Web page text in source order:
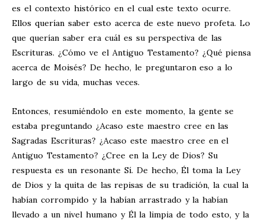
es el contexto histórico en el cual este texto ocurre.
Ellos querían saber esto acerca de este nuevo profeta. Lo
que querían saber era cuál es su perspectiva de las
Escrituras. ¿Cómo ve el Antiguo Testamento? ¿Qué piensa
acerca de Moisés? De hecho, le preguntaron eso a lo
largo de su vida, muchas veces.
Entonces, resumiéndolo en este momento, la gente se
estaba preguntando ¿Acaso este maestro cree en las
Sagradas Escrituras? ¿Acaso este maestro cree en el
Antiguo Testamento? ¿Cree en la Ley de Dios? Su
respuesta es un resonante Sí. De hecho, Él toma la Ley
de Dios y la quita de las repisas de su tradición, la cual la
habían corrompido y la habían arrastrado y la habían
llevado a un nivel humano y Él la limpia de todo esto, y la